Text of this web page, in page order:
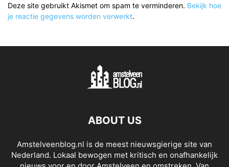
Deze site gebruikt Akismet om spam te verminderen. Bekijk hoe
je reactie gegevens worden verwerkt.
ABOUT US
Amstelveenblog.nl is de meest nieuwsgierige site van
Nederland. Lokaal bewogen met kritisch en onafhankelijk